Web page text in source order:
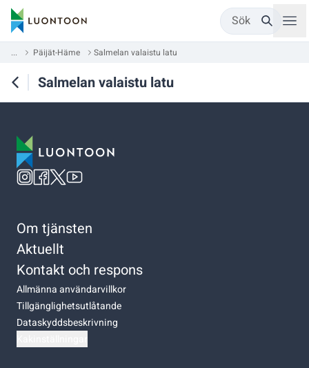
Sök
... Päijät-Häme Salmelan valaistu latu
Salmelan valaistu latu
Om tjänsten
Aktuellt
Kontakt och respons
Allmänna användarvillkor
Tillgänglighetsutlåtande
Dataskyddsbeskrivning